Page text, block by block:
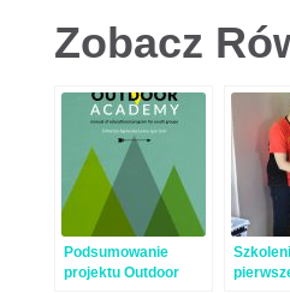
Zobacz
Podsumowanie
projektu Outdoor